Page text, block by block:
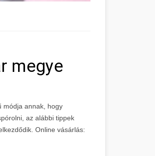
megye
módja annak, hogy
az alábbi tippek
Online vásárlás: